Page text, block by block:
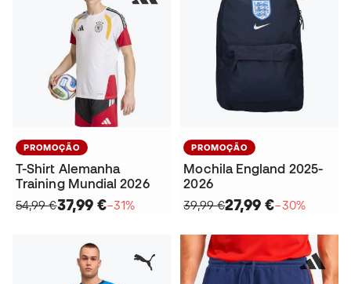
PROMOÇÃO
T-Shirt Alemanha
Training Mundial 2026
54,99 €37,99 €−31%
PROMOÇÃO
Mochila England 2025-
2026
39,99 €27,99 €−30%